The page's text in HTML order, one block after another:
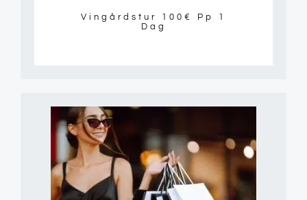
Vingårdstur 100€ Pp 1
Dag